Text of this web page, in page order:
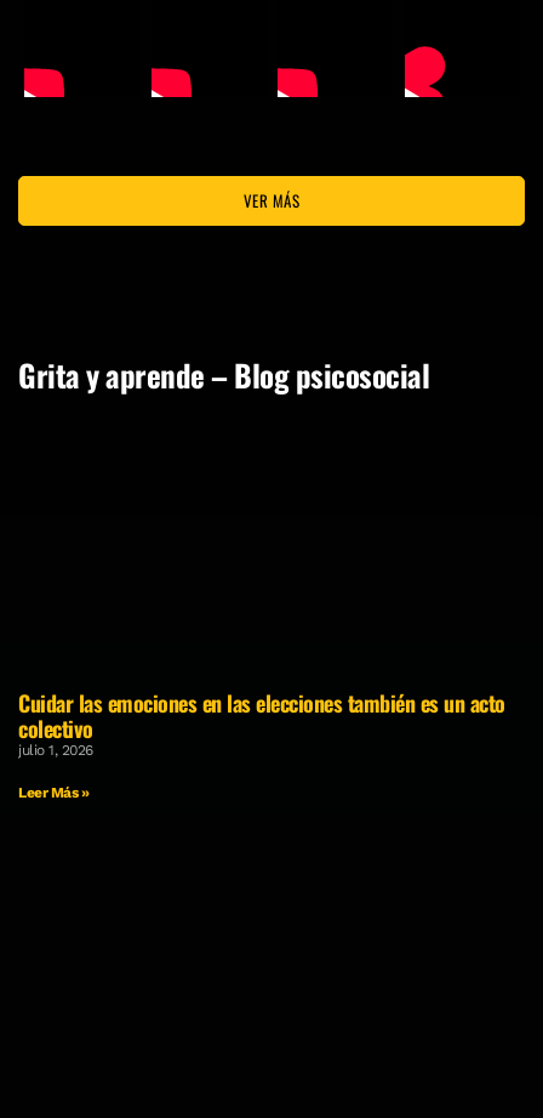
Grita y aprende – Blog psicosocial
VER MÁS
Cuidar las emociones en las elecciones también es un acto
colectivo
julio 1, 2026
Leer Más »